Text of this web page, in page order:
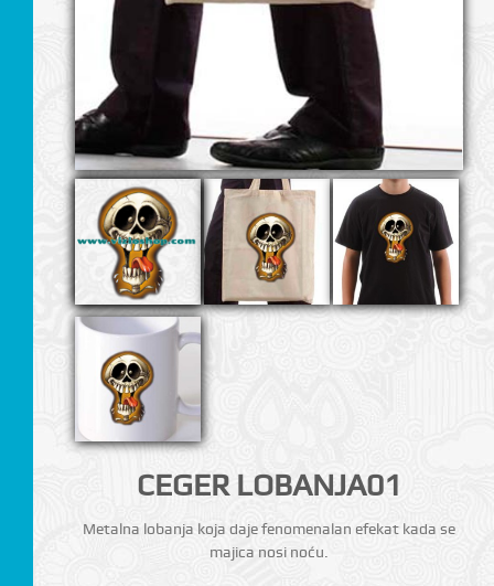
CEGER LOBANJA01
Metalna lobanja koja daje fenomenalan efekat kada se
majica nosi noću.